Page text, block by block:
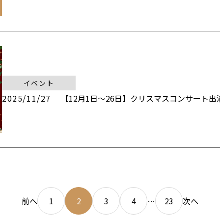
イベント
2025/11/27 【12月1日〜26日】クリスマスコンサート出
前へ 1 2 3 4 … 23 次へ